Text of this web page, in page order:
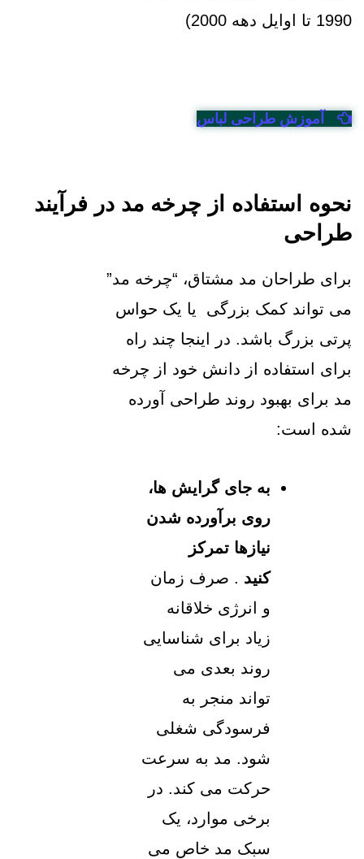
1990 تا اوایل دهه 2000)
آموزش طراحی لباس
نحوه استفاده از چرخه مد در فرآیند
طراحی
برای طراحان مد مشتاق، “چرخه مد”
می تواند کمک بزرگی یا یک حواس
پرتی بزرگ باشد. در اینجا چند راه
برای استفاده از دانش خود از چرخه
مد برای بهبود روند طراحی آورده
شده است:
به جای گرایش ها،
روی برآورده شدن
نیازها تمرکز
کنید . صرف زمان
و انرژی خلاقانه
زیاد برای شناسایی
روند بعدی می
تواند منجر به
فرسودگی شغلی
شود. مد به سرعت
حرکت می کند. در
برخی موارد، یک
سبک مد خاص می